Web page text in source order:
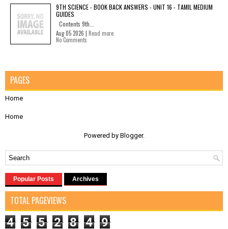
9TH SCIENCE - BOOK BACK ANSWERS - UNIT 16 - TAMIL MEDIUM
GUIDES
Contents 9th...
Aug 05 2026 | Read more
No Comments
PAGES
Home
Home
Powered by Blogger.
Popular Posts Archives
TOTAL PAGEVIEWS
4 5 5 2 8 4 9